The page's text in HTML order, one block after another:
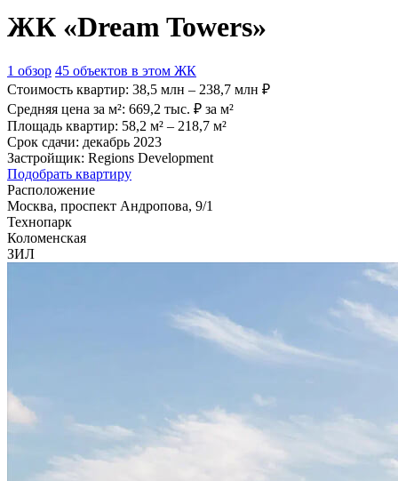
ЖК «Dream Towers»
1 обзор 45 объектов в этом ЖК
Стоимость квартир: 38,5 млн – 238,7 млн ₽
Средняя цена за м²: 669,2 тыс. ₽ за м²
Площадь квартир: 58,2 м² – 218,7 м²
Срок сдачи: декабрь 2023
Застройщик: Regions Development
Подобрать квартиру
Расположение
Москва, проспект Андропова, 9/1
Технопарк
Коломенская
ЗИЛ